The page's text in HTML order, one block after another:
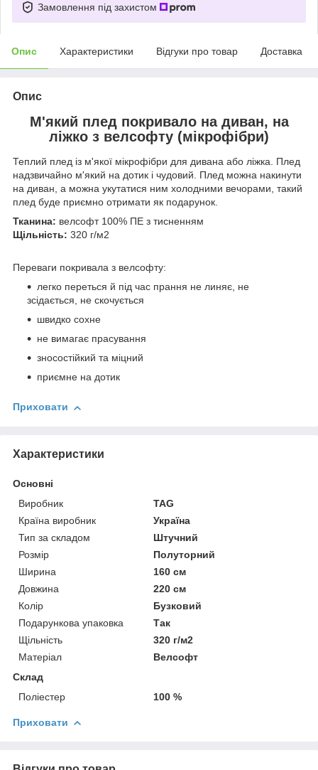
Замовлення під захистом
Опис Характеристики Відгуки про товар Доставка
Опис
М'який плед покривало на диван, на
ліжко з велсофту (мікрофібри)
Теплий плед із м'якої мікрофібри для дивана або ліжка. Плед
надзвичайно м'який на дотик і чудовий. Плед можна накинути
на диван, а можна укутатися ним холодними вечорами, такий
плед буде приємно отримати як подарунок.
Тканина: велсофт 100% ПЕ з тисненням
Щільність: 320 г/м2
Переваги покривала з велсофту:
легко переться й під час прання не линяє, не
зсідається, не скочується
швидко сохне
не вимагає прасування
зносостійкий та міцний
приємне на дотик
Приховати
Характеристики
Основні
Виробник
TAG
Країна виробник
Україна
Тип за складом
Штучний
Розмір
Полуторний
Ширина
160 см
Довжина
220 см
Колір
Бузковий
Подарункова упаковка
Так
Щільність
320 г/м2
Матеріал
Велсофт
Склад
Поліестер
100 %
Приховати